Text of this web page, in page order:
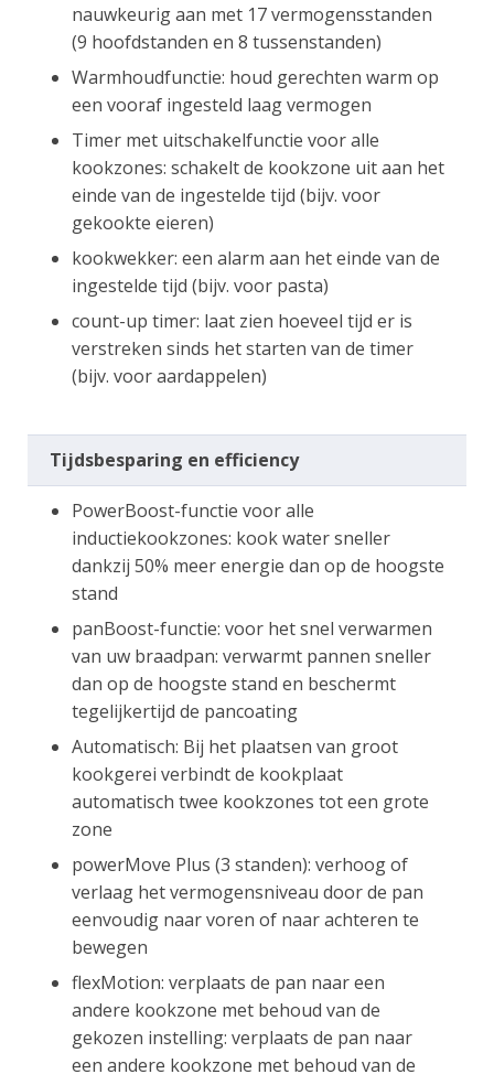
nauwkeurig aan met 17 vermogensstanden
(9 hoofdstanden en 8 tussenstanden)
Warmhoudfunctie: houd gerechten warm op
een vooraf ingesteld laag vermogen
Timer met uitschakelfunctie voor alle
kookzones: schakelt de kookzone uit aan het
einde van de ingestelde tijd (bijv. voor
gekookte eieren)
kookwekker: een alarm aan het einde van de
ingestelde tijd (bijv. voor pasta)
count-up timer: laat zien hoeveel tijd er is
verstreken sinds het starten van de timer
(bijv. voor aardappelen)
Tijdsbesparing en efficiency
PowerBoost-functie voor alle
inductiekookzones: kook water sneller
dankzij 50% meer energie dan op de hoogste
stand
panBoost-functie: voor het snel verwarmen
van uw braadpan: verwarmt pannen sneller
dan op de hoogste stand en beschermt
tegelijkertijd de pancoating
Automatisch: Bij het plaatsen van groot
kookgerei verbindt de kookplaat
automatisch twee kookzones tot een grote
zone
powerMove Plus (3 standen): verhoog of
verlaag het vermogensniveau door de pan
eenvoudig naar voren of naar achteren te
bewegen
flexMotion: verplaats de pan naar een
andere kookzone met behoud van de
gekozen instelling: verplaats de pan naar
een andere kookzone met behoud van de